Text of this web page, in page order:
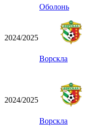
Оболонь
2024/2025
Ворскла
2024/2025
Ворскла